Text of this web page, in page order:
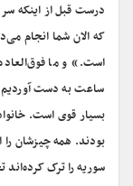
درست قبل از اینکه
که الان شما انجام
است.» و ما
ساعت به دست آوردیم،
بسیار قوی است.
بودند. همه چیزشان را
سوریه را ترک